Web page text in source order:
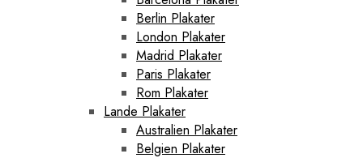
Berlin Plakater
London Plakater
Madrid Plakater
Paris Plakater
Rom Plakater
Lande Plakater
Australien Plakater
Belgien Plakater